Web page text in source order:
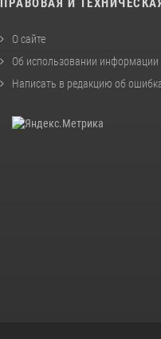
ПРАВОВАЯ И
О сайте
Об использовании информации
Написать в редакцию об